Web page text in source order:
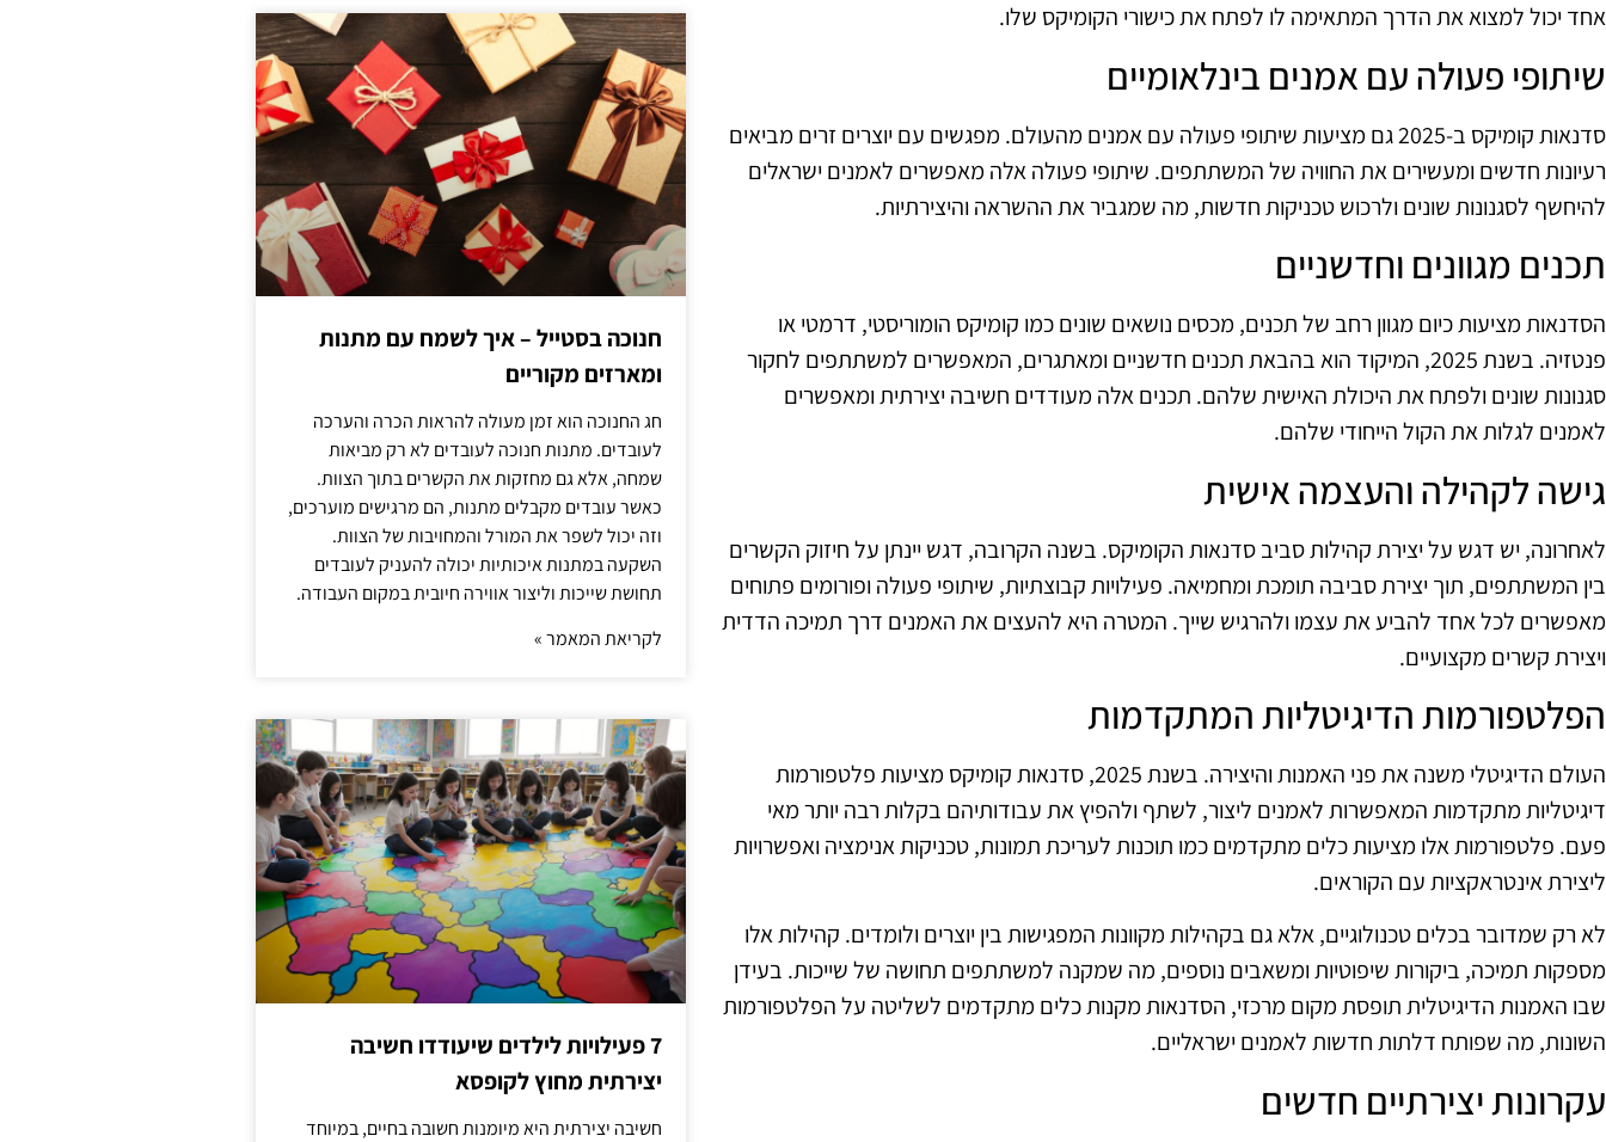
אחד יכול למצוא את הדרך המתאימה לו לפתח את כישורי הקומיקס שלו.
שיתופי פעולה עם אמנים בינלאומיים
סדנאות קומיקס ב-2025 גם מציעות שיתופי פעולה עם אמנים מהעולם. מפגשים עם יוצרים זרים מביאים
רעיונות חדשים ומעשירים את החוויה של המשתתפים. שיתופי פעולה אלה מאפשרים לאמנים ישראלים
להיחשף לסגנונות שונים ולרכוש טכניקות חדשות, מה שמגביר את ההשראה והיצירתיות.
תכנים מגוונים וחדשניים
הסדנאות מציעות כיום מגוון רחב של תכנים, מכסים נושאים שונים כמו קומיקס הומוריסטי, דרמטי או
פנטזיה. בשנת 2025, המיקוד הוא בהבאת תכנים חדשניים ומאתגרים, המאפשרים למשתתפים לחקור
סגנונות שונים ולפתח את היכולת האישית שלהם. תכנים אלה מעודדים חשיבה יצירתית ומאפשרים
לאמנים לגלות את הקול הייחודי שלהם.
גישה לקהילה והעצמה אישית
לאחרונה, יש דגש על יצירת קהילות סביב סדנאות הקומיקס. בשנה הקרובה, דגש יינתן על חיזוק הקשרים
בין המשתתפים, תוך יצירת סביבה תומכת ומחמיאה. פעילויות קבוצתיות, שיתופי פעולה ופורומים פתוחים
מאפשרים לכל אחד להביע את עצמו ולהרגיש שייך. המטרה היא להעצים את האמנים דרך תמיכה הדדית
ויצירת קשרים מקצועיים.
הפלטפורמות הדיגיטליות המתקדמות
העולם הדיגיטלי משנה את פני האמנות והיצירה. בשנת 2025, סדנאות קומיקס מציעות פלטפורמות
דיגיטליות מתקדמות המאפשרות לאמנים ליצור, לשתף ולהפיץ את עבודותיהם בקלות רבה יותר מאי
פעם. פלטפורמות אלו מציעות כלים מתקדמים כמו תוכנות לעריכת תמונות, טכניקות אנימציה ואפשרויות
ליצירת אינטראקציות עם הקוראים.
לא רק שמדובר בכלים טכנולוגיים, אלא גם בקהילות מקוונות המפגישות בין יוצרים ולומדים. קהילות אלו
מספקות תמיכה, ביקורות שיפוטיות ומשאבים נוספים, מה שמקנה למשתתפים תחושה של שייכות. בעידן
שבו האמנות הדיגיטלית תופסת מקום מרכזי, הסדנאות מקנות כלים מתקדמים לשליטה על הפלטפורמות
השונות, מה שפותח דלתות חדשות לאמנים ישראליים.
עקרונות יצירתיים חדשים
חנוכה בסטייל – איך לשמח עם מתנות
ומארזים מקוריים
חג החנוכה הוא זמן מעולה להראות הכרה והערכה
לעובדים. מתנות חנוכה לעובדים לא רק מביאות
שמחה, אלא גם מחזקות את הקשרים בתוך הצוות.
כאשר עובדים מקבלים מתנות, הם מרגישים מוערכים,
וזה יכול לשפר את המורל והמחויבות של הצוות.
השקעה במתנות איכותיות יכולה להעניק לעובדים
תחושת שייכות וליצור אווירה חיובית במקום העבודה.
לקריאת המאמר »
7 פעילויות לילדים שיעודדו חשיבה
יצירתית מחוץ לקופסא
חשיבה יצירתית היא מיומנות חשובה בחיים, במיוחד